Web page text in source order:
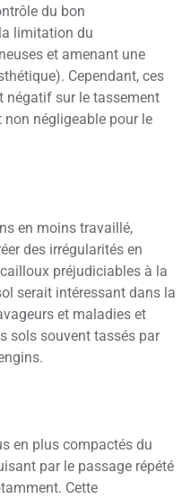
du bon
limitation du
et amenant une
Cependant, ces
négatif sur le tassement
négligeable pour le
en moins travaillé,
des irrégularités en
préjudiciables à la
serait intéressant dans la
et maladies et
sols souvent tassés par
en plus compactés du
par le passage répété
Cette